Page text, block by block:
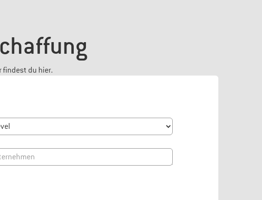
findest du hier.